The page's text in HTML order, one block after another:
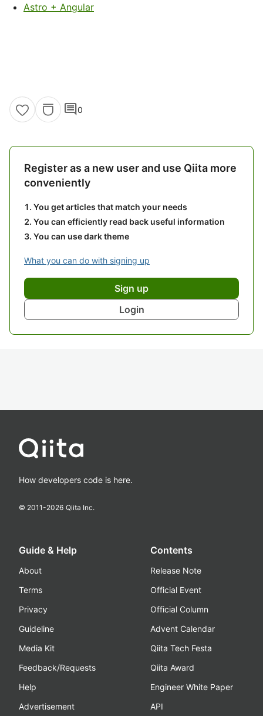
Astro + Angular
comment0
Register as a new user and use Qiita more
conveniently
You get articles that match your needs
You can efficiently read back useful information
You can use dark theme
What you can do with signing up
Sign up
Login
How developers code is here.
© 2011-2026 Qiita Inc.
Guide & Help
About
Terms
Privacy
Guideline
Media Kit
Feedback/Requests
Help
Advertisement
Contents
Release Note
Official Event
Official Column
Advent Calendar
Qiita Tech Festa
Qiita Award
Engineer White Paper
API